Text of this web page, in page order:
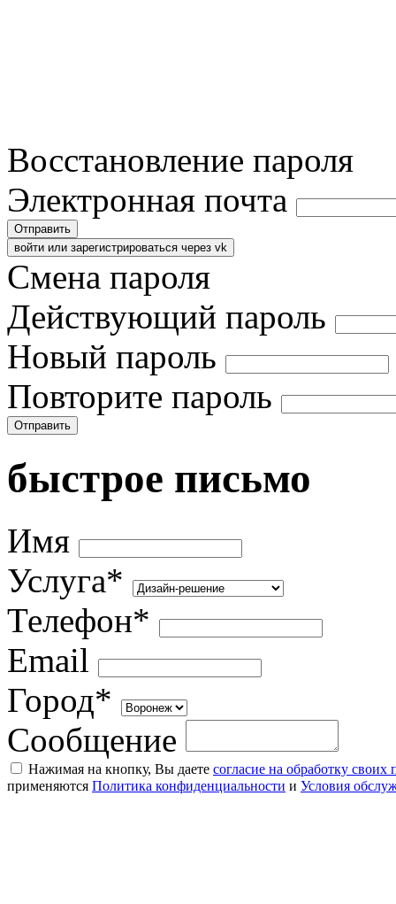
Восстановление пароля
Электронная почта
Отправить
войти или зарегистрироваться через vk
Смена пароля
Действующий пароль
Новый пароль
Повторите пароль
Отправить
быстрое письмо
Имя
Услуга*
Телефон*
Email
Город*
Сообщение
Нажимая на кнопку, Вы даете согласие на обработку
применяются Политика конфиденциальности и Условия